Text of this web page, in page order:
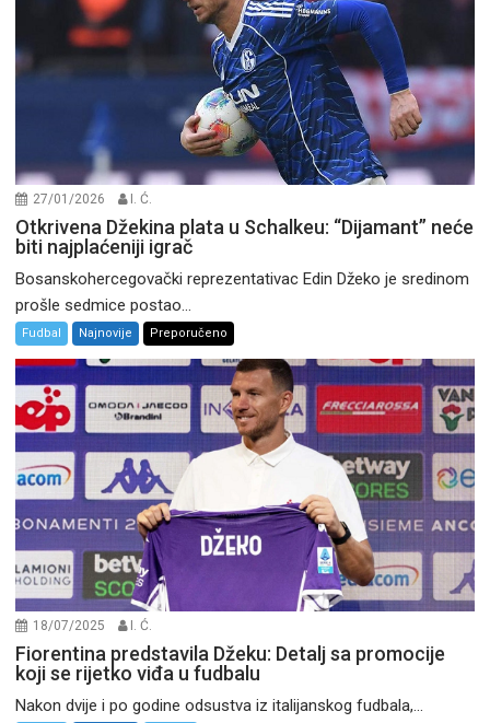
27/01/2026 I. Ć.
Otkrivena Džekina plata u Schalkeu: “Dijamant” neće
biti najplaćeniji igrač
Bosanskohercegovački reprezentativac Edin Džeko je sredinom
prošle sedmice postao...
Fudbal Najnovije Preporučeno
18/07/2025 I. Ć.
Fiorentina predstavila Džeku: Detalj sa promocije
koji se rijetko viđa u fudbalu
Nakon dvije i po godine odsustva iz italijanskog fudbala,...